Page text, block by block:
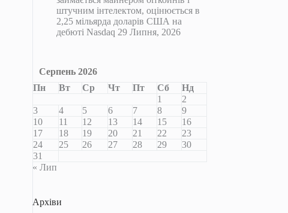
штучним інтелектом, оцінюється в
2,25 мільярда доларів США на
дебюті Nasdaq 29 Липня, 2026
Серпень 2026
Пн
Вт Ср Чт Пт Сб
Нд
1
2
3
4 5 6 7 8
9
10
11 12 13 14 15
16
17
18 19 20 21 22
23
24
25 26 27 28 29
30
31
« Лип
Архіви